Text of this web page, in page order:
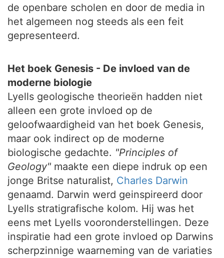
de openbare scholen en door de media in
het algemeen nog steeds als een feit
gepresenteerd.
Het boek Genesis - De invloed van de
moderne biologie
Lyells geologische theorieën hadden niet
alleen een grote invloed op de
geloofwaardigheid van het boek Genesis,
maar ook indirect op de moderne
biologische gedachte. "Principles of
Geology" maakte een diepe indruk op een
jonge Britse naturalist, Charles Darwin
genaamd. Darwin werd geinspireerd door
Lyells stratigrafische kolom. Hij was het
eens met Lyells vooronderstellingen. Deze
inspiratie had een grote invloed op Darwins
scherpzinnige waarneming van de variaties